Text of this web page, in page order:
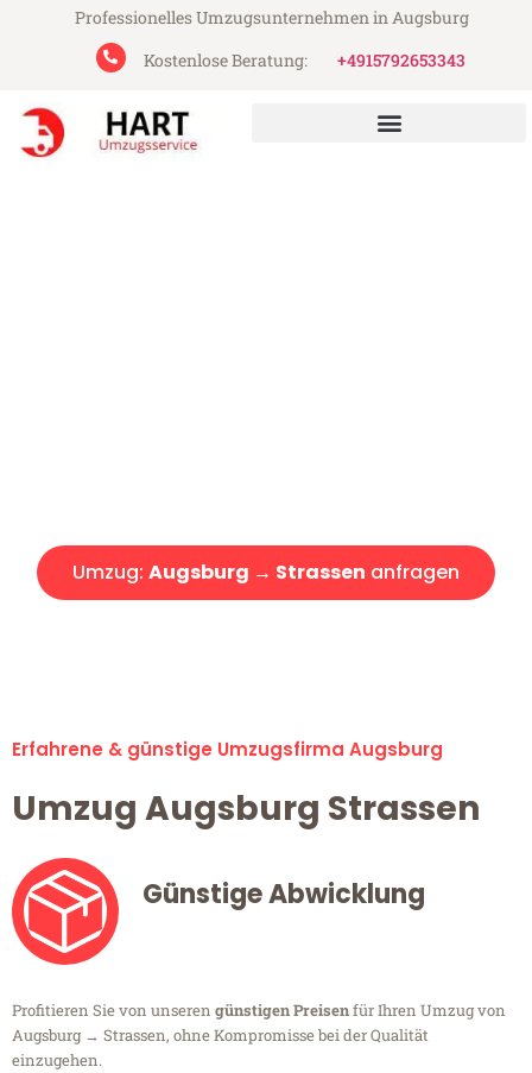
Professionelles Umzugsunternehmen in Augsburg
Kostenlose Beratung:
+4915792653343
Umzug: Augsburg → Strassen anfragen
Erfahrene & günstige Umzugsfirma Augsburg
Umzug Augsburg Strassen
Günstige Abwicklung
Profitieren Sie von unseren günstigen Preisenfür Ihren Umzug von
Augsburg → Strassen, ohne Kompromisse bei der Qualität
einzugehen.